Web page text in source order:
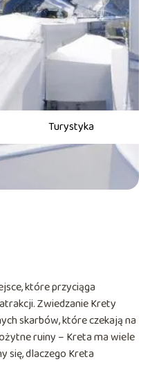
Turystyka
które przyciąga
Zwiedzanie Krety
skarbów, które czekają na
ruiny – Kreta ma wiele
się, dlaczego Kreta